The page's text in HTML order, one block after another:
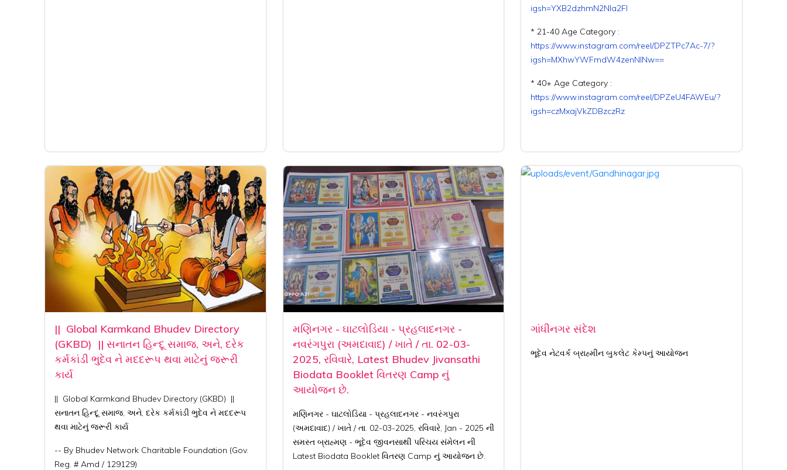
igsh=YXB2dzhmN2Nla2Fl
* 21-40 Age Category :
https://www.instagram.com/reel/DPZTPc7Ac-7/?
igsh=MXhwYWFmdW4zenNlNw==
* 40+ Age Category :
https://www.instagram.com/reel/DPZeU4FAWEu/?
igsh=czMxajVkZDBzczRz
|| Global Karmkand Bhudev Directory
(GKBD) || સનાતન હિન્દૂ સમાજ, અને, દરેક
કર્મકાંડી ભુદેવ ને મદદરૂપ થવા માટેનું જરૂરી
કાર્ય
|| Global Karmkand Bhudev Directory (GKBD) ||
સનાતન હિન્દૂ સમાજ, અને, દરેક કર્મકાંડી ભુદેવ ને મદદરૂપ
થવા માટેનું જરૂરી કાર્ય
-- By Bhudev Network Charitable Foundation (Gov.
Reg. # Amd / 129129)
મણિનગર - ઘાટલોડિયા - પ્રહલાદનગર -
નવરંગપુરા (અમદાવાદ) / ખાતે / તા. 02-03-
2025, રવિવારે, Latest Bhudev Jivansathi
Biodata Booklet વિતરણ Camp નું
આયોજન છે.
મણિનગર - ઘાટલોડિયા - પ્રહલાદનગર - નવરંગપુરા
(અમદાવાદ) / ખાતે / તા. 02-03-2025, રવિવારે, Jan - 2025 ની
સમસ્ત બ્રાહ્મણ - ભૂદેવ જીવનસાથી પરિચય સંમેલન ની
Latest Biodata Booklet વિતરણ Camp નું આયોજન છે.
ગાંધીનગર સંદેશ
ભૂદેવ નેટવર્ક બ્રાહ્મીન બુકલેટ કેમ્પનું આયોજન